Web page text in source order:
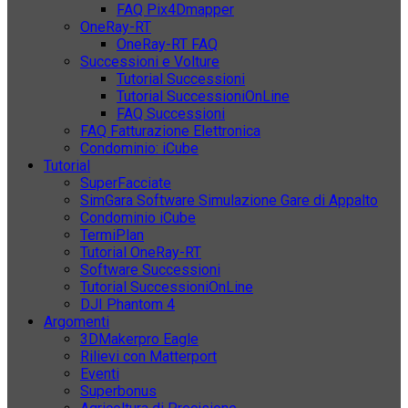
FAQ Pix4Dmapper
OneRay-RT
OneRay-RT FAQ
Successioni e Volture
Tutorial Successioni
Tutorial SuccessioniOnLine
FAQ Successioni
FAQ Fatturazione Elettronica
Condominio: iCube
Tutorial
SuperFacciate
SimGara Software Simulazione Gare di Appalto
Condominio iCube
TermiPlan
Tutorial OneRay-RT
Software Successioni
Tutorial SuccessioniOnLine
DJI Phantom 4
Argomenti
3DMakerpro Eagle
Rilievi con Matterport
Eventi
Superbonus